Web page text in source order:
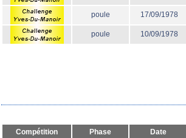
poule 17/09/1978
poule 10/09/1978
Compétition Phase Date